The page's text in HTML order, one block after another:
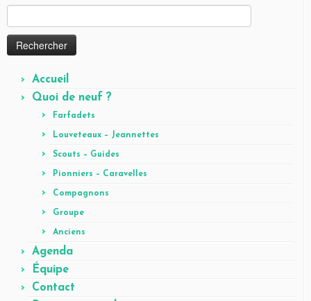
Accueil
Quoi de neuf ?
Farfadets
Louveteaux – Jeannettes
Scouts – Guides
Pionniers – Caravelles
Compagnons
Groupe
Anciens
Agenda
Équipe
Contact